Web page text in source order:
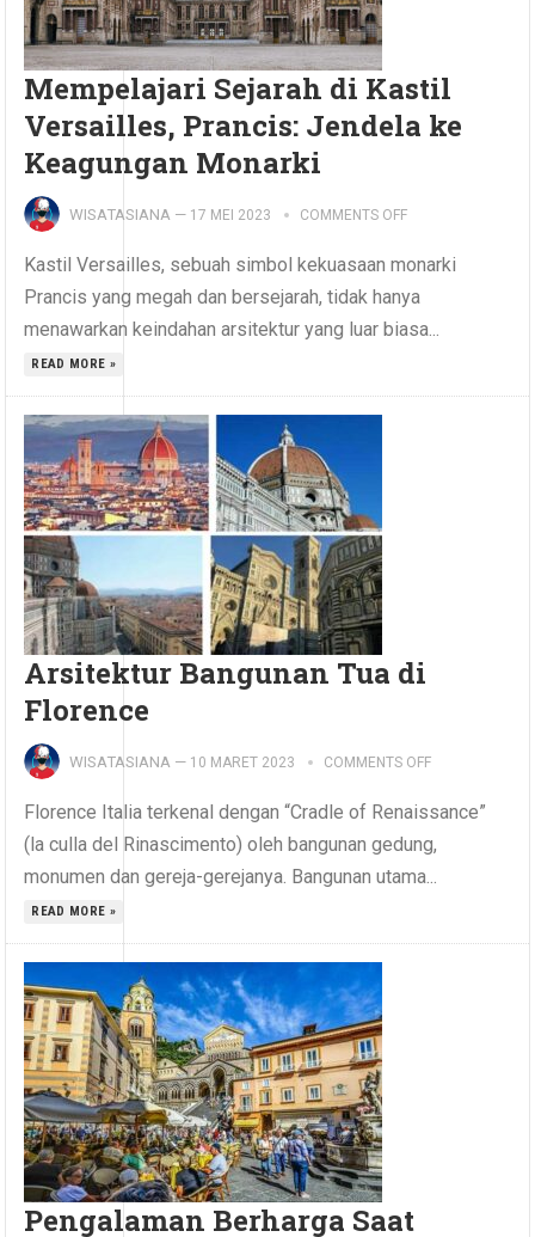
Mempelajari Sejarah di Kastil
Versailles, Prancis: Jendela ke
Keagungan Monarki
WISATASIANA — 17 MEI 2023 COMMENTS OFF
Kastil Versailles, sebuah simbol kekuasaan monarki
Prancis yang megah dan bersejarah, tidak hanya
menawarkan keindahan arsitektur yang luar biasa...
READ MORE »
Arsitektur Bangunan Tua di
Florence
WISATASIANA — 10 MARET 2023 COMMENTS OFF
Florence Italia terkenal dengan “Cradle of Renaissance”
(la culla del Rinascimento) oleh bangunan gedung,
monumen dan gereja-gerejanya. Bangunan utama...
READ MORE »
Pengalaman Berharga Saat